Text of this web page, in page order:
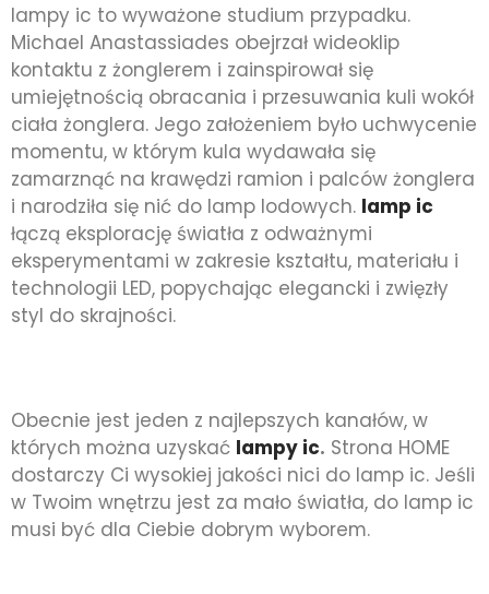
lampy ic to wyważone studium przypadku.
Michael Anastassiades obejrzał wideoklip
kontaktu z żonglerem i zainspirował się
umiejętnością obracania i przesuwania kuli wokół
ciała żonglera. Jego założeniem było uchwycenie
momentu, w którym kula wydawała się
zamarznąć na krawędzi ramion i palców żonglera
i narodziła się nić do lamp lodowych. lamp ic
łączą eksplorację światła z odważnymi
eksperymentami w zakresie kształtu, materiału i
technologii LED, popychając elegancki i zwięzły
styl do skrajności.
Obecnie jest jeden z najlepszych kanałów, w
których można uzyskać lampy ic. Strona HOME
dostarczy Ci wysokiej jakości nici do lamp ic. Jeśli
w Twoim wnętrzu jest za mało światła, do lamp ic
musi być dla Ciebie dobrym wyborem.